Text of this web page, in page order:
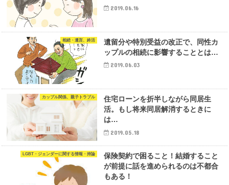
2019.06.16
相続・遺言、終活
遺留分や特別受益の改正で、同性カ
ップルの相続に影響することとは…
2019.06.03
カップル関係、親子トラブル
住宅ローンを折半しながら同居生
活。もし将来同居解消するときに
は…
2019.05.18
LGBT・ジェンダーに関する情報・持論
保険契約で困ること！結婚すること
が前提に話を進められるのは不都合
もある！